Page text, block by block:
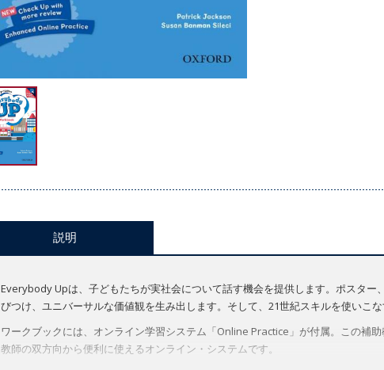
説明
Everybody Upは、子どもたちが実社会について話す機会を提供します。ポスタ
びつけ、ユニバーサルな価値観を生み出します。そして、21世紀スキルを使いこ
ワークブックには、オンライン学習システム「Online Practice」が付属。この補
教師の双方向から便利に使えるオンライン・システムです。